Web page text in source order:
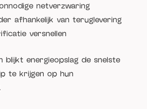
netverzwaring
afhankelijk van teruglevering
versnellen
blijkt energieopslag de snelste
te krijgen op hun